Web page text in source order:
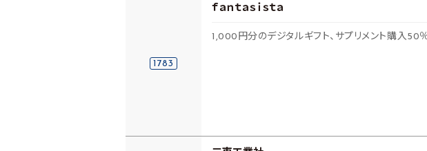
1783
ｆａｎｔａｓｉｓｔａ
1,000円分のデジタルギフト、サプリメント購入50